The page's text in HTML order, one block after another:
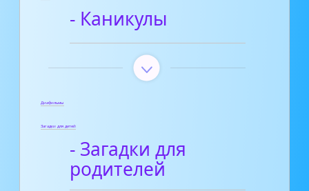
- Каникулы
Диафильмы
Загадки для детей
- Загадки для
родителей